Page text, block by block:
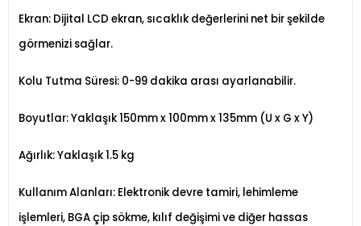
Ekran: Dijital LCD ekran, sıcaklık değerlerini net bir şekilde
görmenizi sağlar.
Kolu Tutma Süresi: 0-99 dakika arası ayarlanabilir.
Boyutlar: Yaklaşık 150mm x 100mm x 135mm (U x G x Y)
Ağırlık: Yaklaşık 1.5 kg
Kullanım Alanları: Elektronik devre tamiri, lehimleme
işlemleri, BGA çip sökme, kılıf değişimi ve diğer hassas